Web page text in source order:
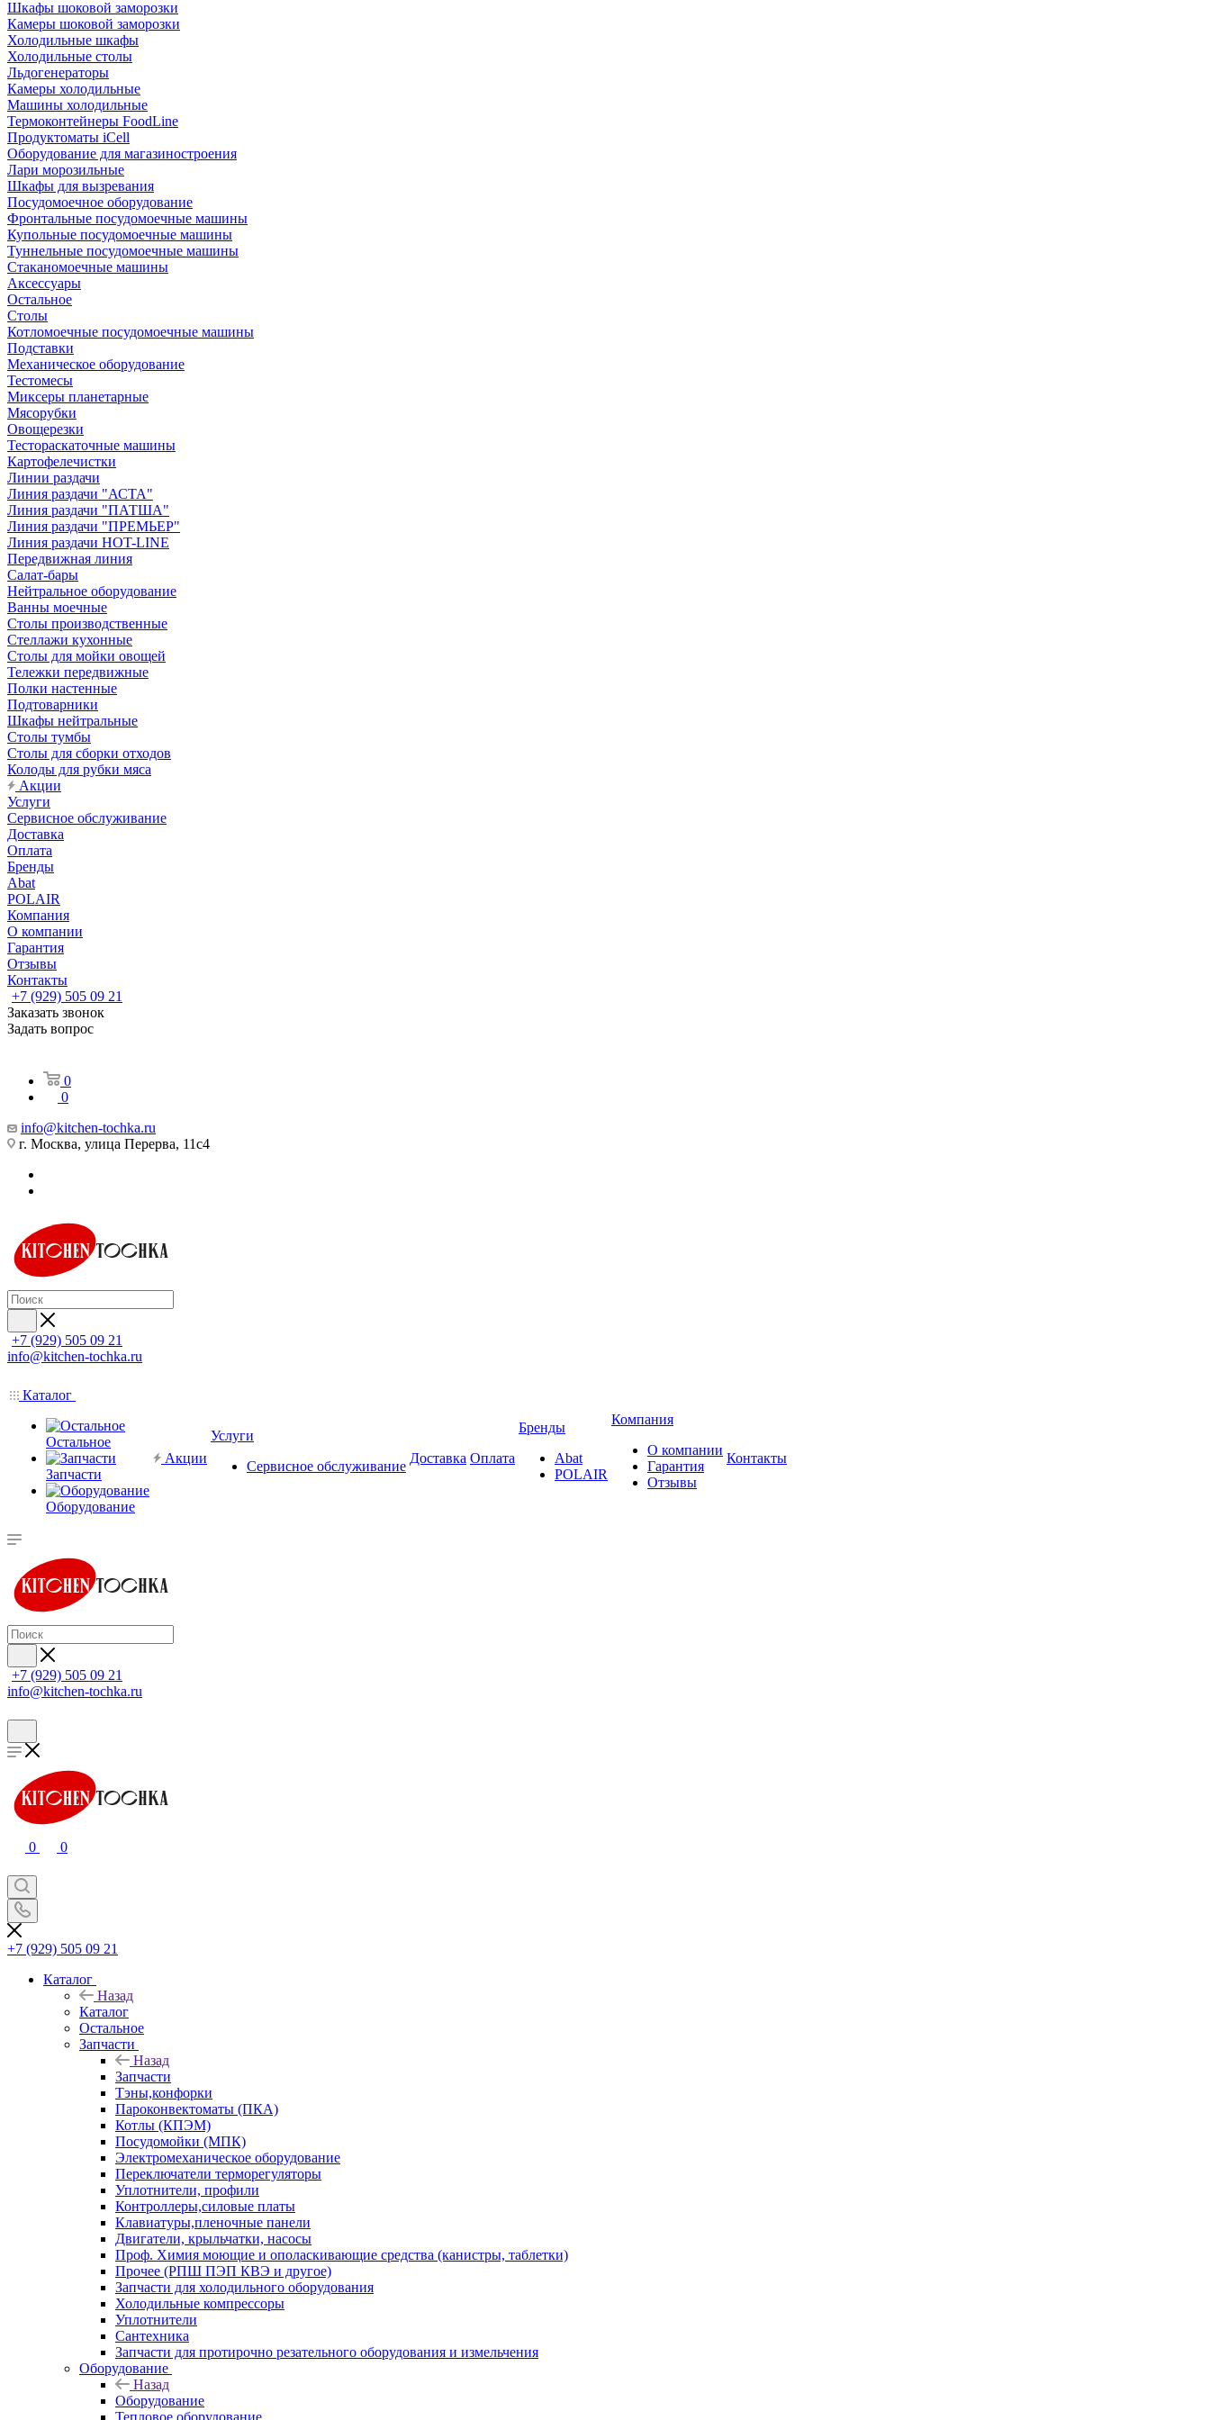
Шкафы шоковой заморозки
Камеры шоковой заморозки
Холодильные шкафы
Холодильные столы
Льдогенераторы
Камеры холодильные
Машины холодильные
Термоконтейнеры FoodLine
Продуктоматы iCell
Оборудование для магазиностроения
Лари морозильные
Шкафы для вызревания
Посудомоечное оборудование
Фронтальные посудомоечные машины
Купольные посудомоечные машины
Туннельные посудомоечные машины
Стаканомоечные машины
Аксессуары
Остальное
Столы
Котломоечные посудомоечные машины
Подставки
Механическое оборудование
Тестомесы
Миксеры планетарные
Мясорубки
Овощерезки
Тестораскаточные машины
Картофелечистки
Линии раздачи
Линия раздачи "АСТА"
Линия раздачи "ПАТША"
Линия раздачи "ПРЕМЬЕР"
Линия раздачи HOT-LINE
Передвижная линия
Салат-бары
Нейтральное оборудование
Ванны моечные
Столы производственные
Стеллажи кухонные
Столы для мойки овощей
Тележки передвижные
Полки настенные
Подтоварники
Шкафы нейтральные
Столы тумбы
Столы для сборки отходов
Колоды для рубки мяса
Акции
Услуги
Сервисное обслуживание
Доставка
Оплата
Бренды
Abat
POLAIR
Компания
О компании
Гарантия
Отзывы
Контакты
+7 (929) 505 09 21
Заказать звонок
Задать вопрос
0
0
info@kitchen-tochka.ru
г. Москва, улица Перерва, 11с4
+7 (929) 505 09 21
info@kitchen-tochka.ru
Каталог
Остальное
Запчасти
Оборудование
Акции
Услуги
Сервисное обслуживание
Доставка Оплата
Бренды
Abat
POLAIR
Компания
О компании
Гарантия
Отзывы
Контакты
+7 (929) 505 09 21
info@kitchen-tochka.ru
0 0
+7 (929) 505 09 21
Каталог
Назад
Каталог
Остальное
Запчасти
Назад
Запчасти
Тэны,конфорки
Пароконвектоматы (ПКА)
Котлы (КПЭМ)
Посудомойки (МПК)
Электромеханическое оборудование
Переключатели терморегуляторы
Уплотнители, профили
Контроллеры,силовые платы
Клавиатуры,пленочные панели
Двигатели, крыльчатки, насосы
Проф. Химия моющие и ополаскивающие средства (канистры, таблетки)
Прочее (РПШ ПЭП КВЭ и другое)
Запчасти для холодильного оборудования
Холодильные компрессоры
Уплотнители
Сантехника
Запчасти для протирочно резательного оборудования и измельчения
Оборудование
Назад
Оборудование
Тепловое оборудование